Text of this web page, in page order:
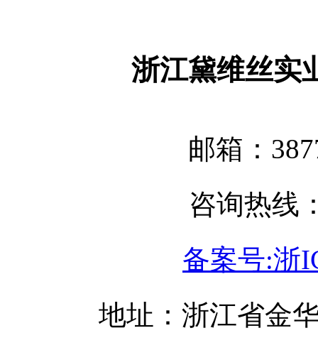
浙江黛维丝实
邮箱：
咨询热线
备案号:浙
地址：浙江省金